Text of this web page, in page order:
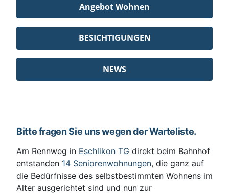
Angebot Wohnen
BESICHTIGUNGEN
NEWS
Bitte fragen Sie uns wegen der Warteliste.
Am Rennweg in Eschlikon TG direkt beim Bahnhof
entstanden 14 Seniorenwohnungen, die ganz auf
die Bedürfnisse des selbstbestimmten Wohnens im
Alter ausgerichtet sind und nun zur